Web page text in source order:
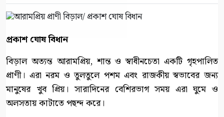
প্রকাশ ঘোষ বিধান
বিড়াল অত্যন্ত আরামপ্রিয়, শান্ত ও স্বাধীনচেতা একটি গৃহপালিত
প্রাণী। এরা নরম ও তুলতুলে পশম এবং রাজকীয় স্বভাবের জন্য
মানুষের খুব প্রিয়। সারাদিনের বেশিরভাগ সময় এরা ঘুমে ও
অলসতায় কাটাতে পছন্দ করে।